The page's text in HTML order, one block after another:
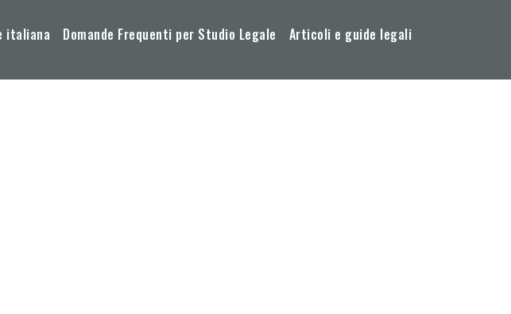
italiana Domande Frequenti per Studio Legale Articoli e guide legali